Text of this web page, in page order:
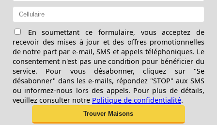
En soumettant ce formulaire, vous acceptez de
recevoir des mises à jour et des offres promotionnelles
de notre part par e-mail, SMS et appels téléphoniques. Le
consentement n'est pas une condition pour bénéficier du
service. Pour vous désabonner, cliquez sur "Se
désabonner" dans les e-mails, répondez "STOP" aux SMS
ou informez-nous lors des appels. Pour plus de détails,
veuillez consulter notre Politique de confidentialité.